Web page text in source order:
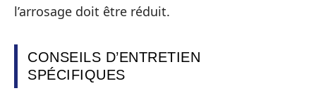
l’arrosage doit être réduit.
CONSEILS D’ENTRETIEN
SPÉCIFIQUES